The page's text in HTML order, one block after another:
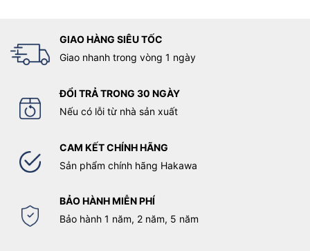
GIAO HÀNG SIÊU TỐC
Giao nhanh trong vòng 1 ngày
ĐỔI TRẢ TRONG 30 NGÀY
Nếu có lỗi từ nhà sản xuất
CAM KẾT CHÍNH HÃNG
Sản phẩm chính hãng Hakawa
BẢO HÀNH MIỄN PHÍ
Bảo hành 1 năm, 2 năm, 5 năm